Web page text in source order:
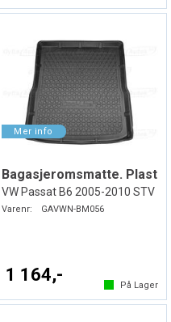
Bagasjeromsmatte. Plast
VW Passat B6 2005-2010 STV
Varenr: GAVWN-BM056
1 164,-
På Lager